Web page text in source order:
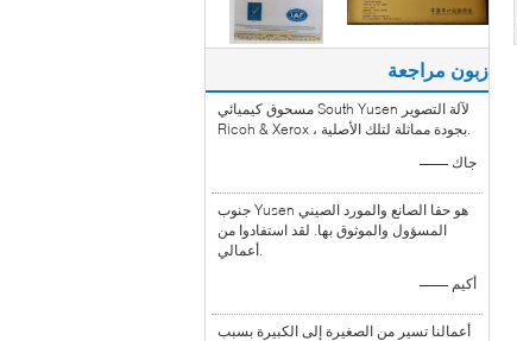
زبون مراجعة
مسحوق كيميائي South Yusen لآلة التصوير
Ricoh & Xerox ، بجودة مماثلة لتلك الأصلية.
—— جاك
جنوب Yusen هو حقا الصانع والمورد الصيني
المسؤول والموثوق بها. لقد استفادوا من
أعمالي.
—— أكيم
أعمالنا تسير من الصغيرة إلى الكبيرة بسبب